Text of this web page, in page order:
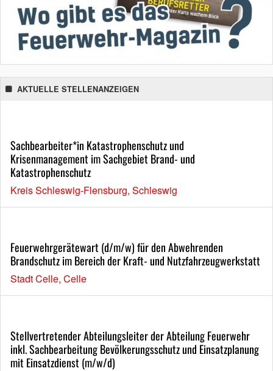
AKTUELLE STELLENANZEIGEN
Sachbearbeiter*in Katastrophenschutz und
Krisenmanagement im Sachgebiet Brand- und
Katastrophenschutz
Kreis Schleswig-Flensburg, Schleswig
Feuerwehrgerätewart (d/m/w) für den Abwehrenden
Brandschutz im Bereich der Kraft- und Nutzfahrzeugwerkstatt
Stadt Celle, Celle
Stellvertretender Abteilungsleiter der Abteilung Feuerwehr
inkl. Sachbearbeitung Bevölkerungsschutz und Einsatzplanung
mit Einsatzdienst (m/w/d)